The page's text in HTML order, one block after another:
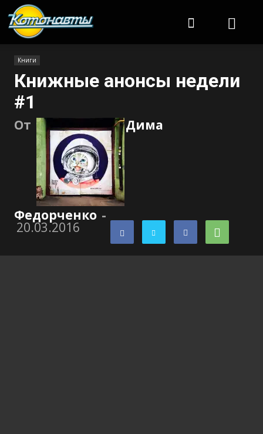
Книги
Книжные анонсы недели
#1
От Дима
Федорченко -
20.03.2016